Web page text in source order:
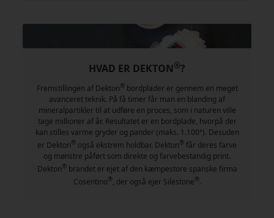
HVAD ER DEKTON®?
Fremstillingen af Dekton ®bordplader er gennem en meget
avanceret teknik. På få timer får man en blanding af
mineralpartikler til at udføre en proces, som i naturen ville
tage millioner af år. Resultatet er en bordplade, hvorpå der
kan stilles varme gryder og pander (maks. 1.100°). Desuden
er Dekton ® også ekstrem holdbar. Dekton ® får deres farve
og mønstre påført som direkte og farvebestandig print.
Dekton ®brandet er ejet af den kæmpestore spanske firma
Cosentino ®, der også ejer Silestone ®.